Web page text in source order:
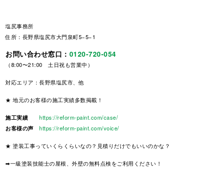
塩尻事務所
住所：長野県塩尻市大門泉町5−5−1
お問い合わせ窓口： 0120-720-054
（8:00〜21:00 土日祝も営業中）
対応エリア：長野県塩尻市、他
★ 地元のお客様の施工実績多数掲載！
施工実績
https://reform-paint.com/case/
お客様の声
https://reform-paint.com/voice/
★ 塗装工事っていくらくらいなの？見積りだけでもいいのかな？
➡一級塗装技能士の屋根、外壁の無料点検をご利用ください！